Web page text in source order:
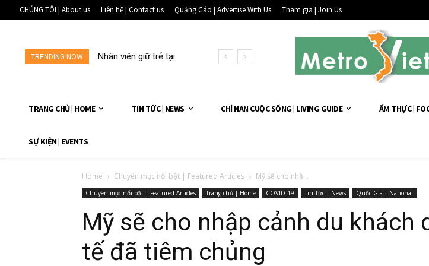
CHÚNG TÔI | About us Liên hệ | Contact us Quảng Cáo | Advertise With Us Tham gia | Join Us
TRENDING NOW
Nhân viên giữ trẻ tại
TRANG CHỦ | HOME TIN TỨC | NEWS CHỈ NAN CUỘC SỐNG | LIVING GUIDE ẨM THỰC |
SỰ KIỆN | EVENTS
Home Chuyên mục nổi bật | Featured Articles Mỹ sẽ cho nhậ...
Chuyên mục nổi bật | Featured Articles Trang chủ | Home COVID-19 Tin Tức | News Quốc Gia | National
Mỹ sẽ cho nhập cảnh du khách
tế đã tiêm chủng